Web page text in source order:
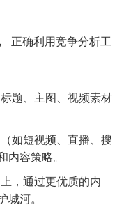
正确利用竞争分析工
题、主图、视频素材
如短视频、直播、搜
内容策略。
，通过更优质的内
城河。